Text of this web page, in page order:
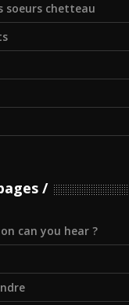
soeurs chetteau
can you hear ?